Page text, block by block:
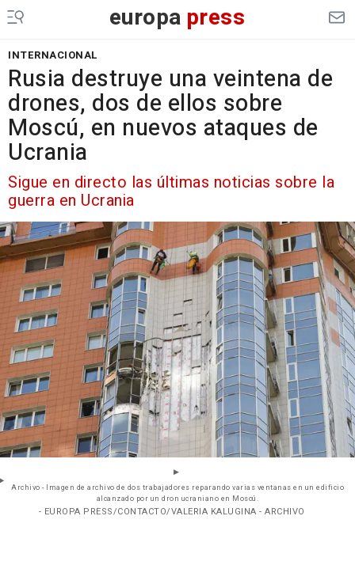
europa press
INTERNACIONAL
Rusia destruye una veintena de
drones, dos de ellos sobre
Moscú, en nuevos ataques de
Ucrania
Sigue en directo las últimas noticias sobre la
guerra en Ucrania
Archivo - Imagen de archivo de dos trabajadores reparando varias ventanas en un edificio
alcanzado por un dron ucraniano en Moscú.
- EUROPA PRESS/CONTACTO/VALERIA KALUGINA - ARCHIVO